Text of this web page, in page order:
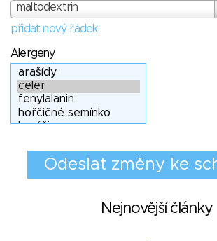
maltodextrin
přidat nový řádek
Alergeny
Nejnovější články